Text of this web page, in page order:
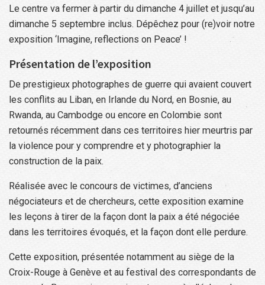
Le centre va fermer à partir du dimanche 4 juillet et jusqu’au
dimanche 5 septembre inclus. Dépêchez pour (re)voir notre
exposition ‘Imagine, reflections on Peace’ !
Présentation de l’exposition
De prestigieux photographes de guerre qui avaient couvert
les conflits au Liban, en Irlande du Nord, en Bosnie, au
Rwanda, au Cambodge ou encore en Colombie sont
retournés récemment dans ces territoires hier meurtris par
la violence pour y comprendre et y photographier la
construction de la paix.
Réalisée avec le concours de victimes, d’anciens
négociateurs et de chercheurs, cette exposition examine
les leçons à tirer de la façon dont la paix a été négociée
dans les territoires évoqués, et la façon dont elle perdure.
Cette exposition, présentée notamment au siège de la
Croix-Rouge à Genève et au festival des correspondants de